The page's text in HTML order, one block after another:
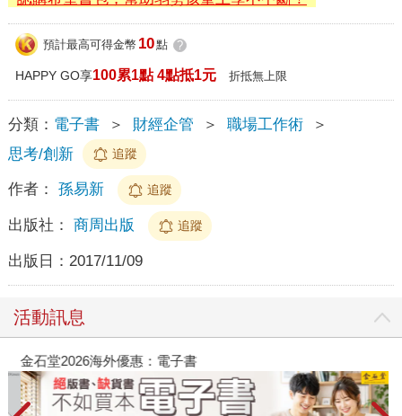
預計最高可得金幣 10點 ?
HAPPY GO享100累1點 4點抵1元 折抵無上限
分類： 電子書 ＞ 財經企管 ＞ 職場工作術
＞
思考/創新
追蹤
作者： 孫易新 追蹤
出版社： 商周出版 追蹤
出版日： 2017/11/09
活動訊息
金石堂2026海外優惠：電子書